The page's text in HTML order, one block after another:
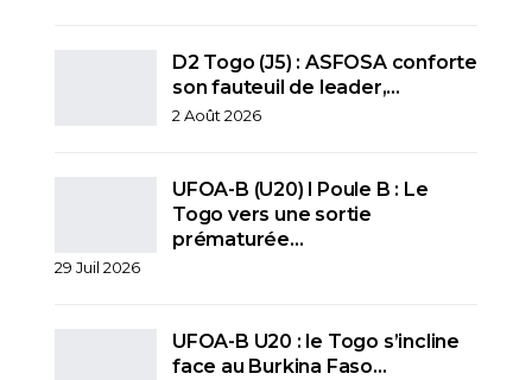
D2 Togo (J5) : ASFOSA conforte
son fauteuil de leader,…
2 Août 2026
UFOA-B (U20) l Poule B : Le
Togo vers une sortie
prématurée…
29 Juil 2026
UFOA-B U20 : le Togo s’incline
face au Burkina Faso…